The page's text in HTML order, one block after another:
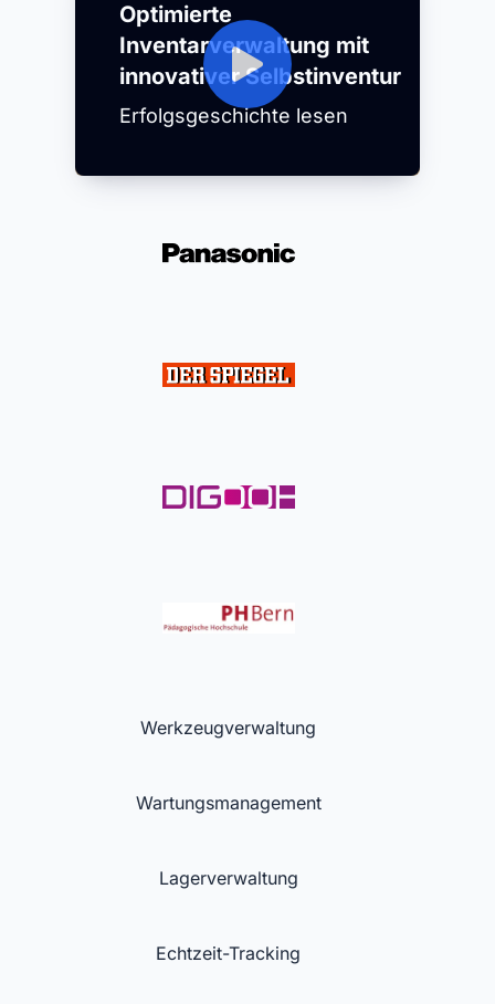
Werkzeugverwaltung
Wartungsmanagement
Lagerverwaltung
Echtzeit-Tracking
Optimierte
Inventarverwaltung mit
innovativer Selbstinventur
Erfolgsgeschichte lesen